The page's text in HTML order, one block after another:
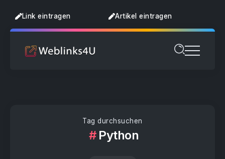
Link eintragen Artikel eintragen
Tag durchsuchen
Python